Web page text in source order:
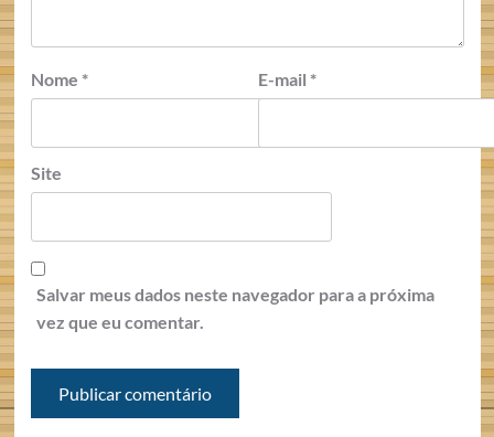
Nome * E-mail *
Site
Salvar meus dados neste navegador para a próxima
vez que eu comentar.